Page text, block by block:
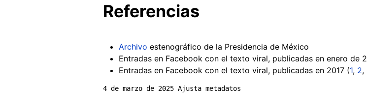
Referencias
Archivo estenográfico de la Presidencia de México
Entradas en Facebook con el texto viral, publicadas en enero de
Entradas en Facebook con el texto viral, publicadas en 2017 (1, 2,
4 de marzo de 2025 Ajusta metadatos